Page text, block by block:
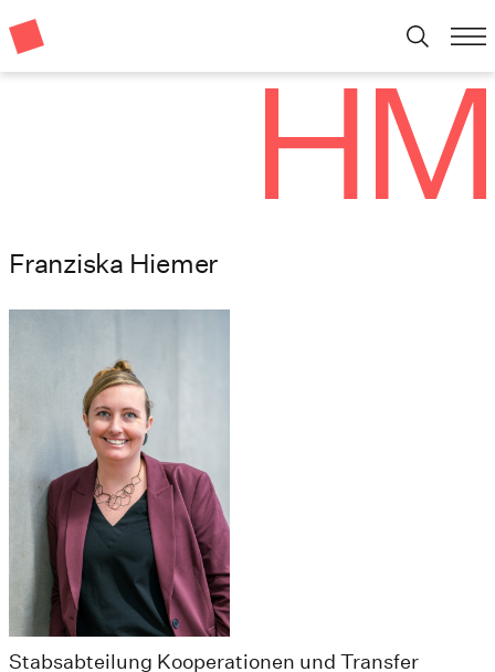
Franziska Hiemer
Stabsabteilung Kooperationen und Transfer